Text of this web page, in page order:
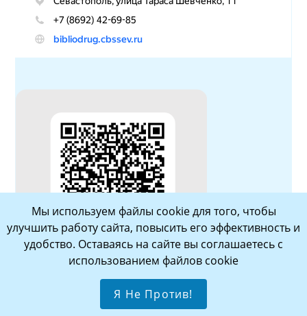
Мы используем файлы cookie для того, чтобы
улучшить работу сайта, повысить его эффективность и
удобство. Оставаясь на сайте вы соглашаетесь с
использованием файлов cookie
Я Не Против!